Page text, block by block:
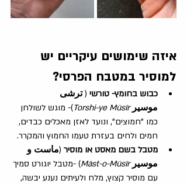
איזה שימושים עיקריים יש
למוסיר במטבח הפרסי?
כבוש בחומץ- טורשי ( ترشی
موسیر Torshi-ye Mūsīr)- מוגש לשולחן
כמו "חמוצים", ונועד לאזן מאכלים כבדים,
חמים ולחים בעזרת טעמו החמוץ והמקרר.
מטבל בשם מאסט או מוסיר (ماست و
موسیر Māst-o-Mūsīr) -מטבל יוגורט סמיך
עם מוסיר קצוץ, מלח ולעיתים נענע יבשה,